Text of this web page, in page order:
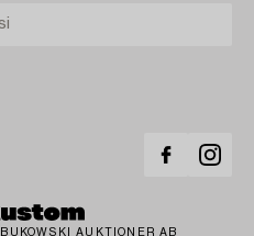
AUKTIONER AB